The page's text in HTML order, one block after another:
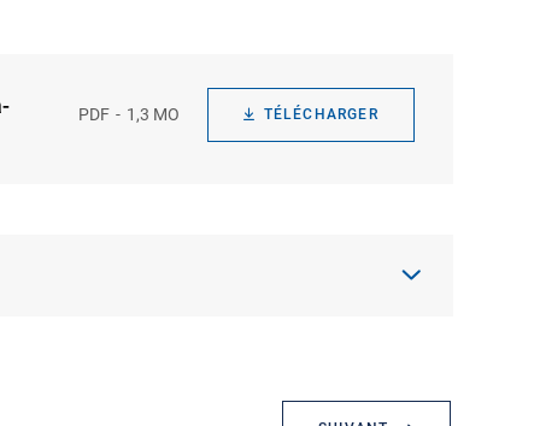
PDF 1,3 MO TÉLÉCHARGER